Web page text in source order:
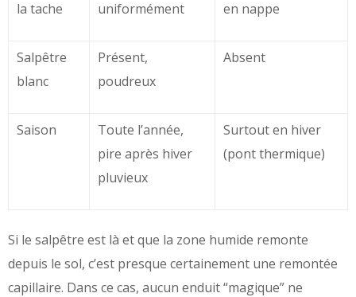
la tache
uniformément
en nappe
Salpêtre
blanc
Présent,
poudreux
Absent
Saison
Toute l’année,
pire après hiver
pluvieux
Surtout en hiver
(pont thermique)
Si le salpêtre est là et que la zone humide remonte
depuis le sol, c’est presque certainement une remontée
capillaire. Dans ce cas, aucun enduit “magique” ne